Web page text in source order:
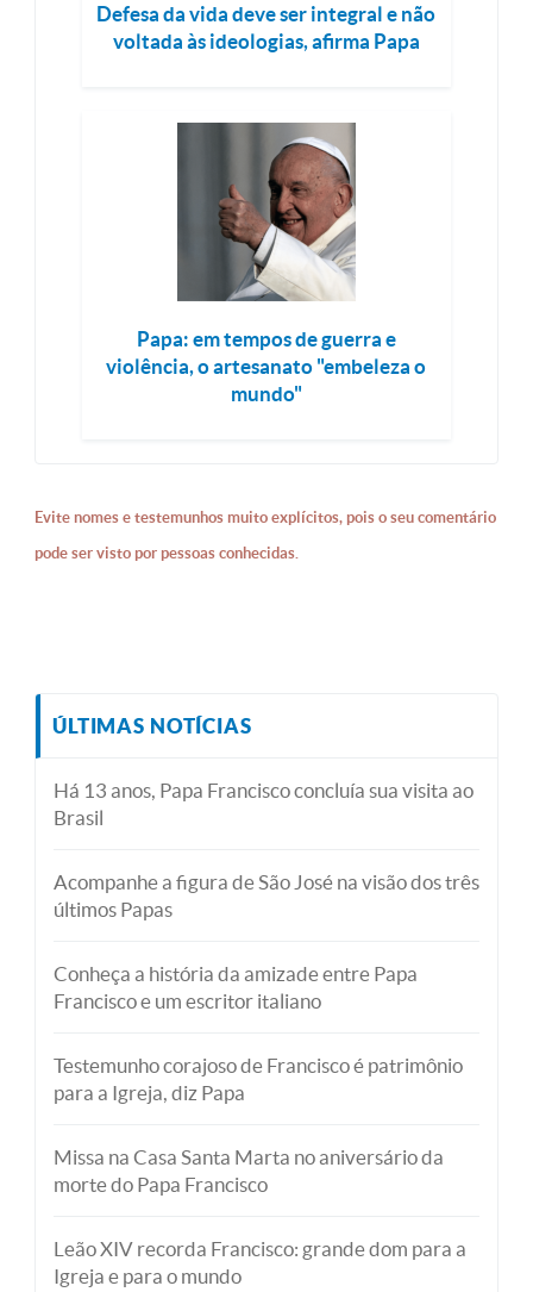
Defesa da vida deve ser integral e não
voltada às ideologias, afirma Papa
Papa: em tempos de guerra e
violência, o artesanato "embeleza o
mundo"
Evite nomes e testemunhos muito explícitos, pois o seu comentário
pode ser visto por pessoas conhecidas.
ÚLTIMAS NOTÍCIAS
Há 13 anos, Papa Francisco concluía sua visita ao
Brasil
Acompanhe a figura de São José na visão dos três
últimos Papas
Conheça a história da amizade entre Papa
Francisco e um escritor italiano
Testemunho corajoso de Francisco é patrimônio
para a Igreja, diz Papa
Missa na Casa Santa Marta no aniversário da
morte do Papa Francisco
Leão XIV recorda Francisco: grande dom para a
Igreja e para o mundo